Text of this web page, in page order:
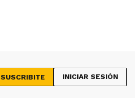
SUSCRIBITE INICIAR SESIÓN